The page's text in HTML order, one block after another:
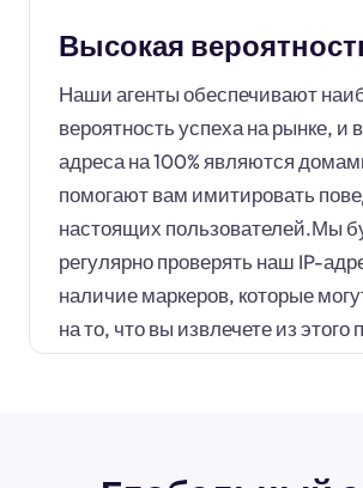
Высокая
Наши агенты обеспечивают
вероятность успеха на рынке, и
адреса на 100% являются
помогают вам имитировать
настоящих пользователей.Мы
регулярно проверять наш IP-
наличие маркеров, которые
на то, что вы извлечете из этого